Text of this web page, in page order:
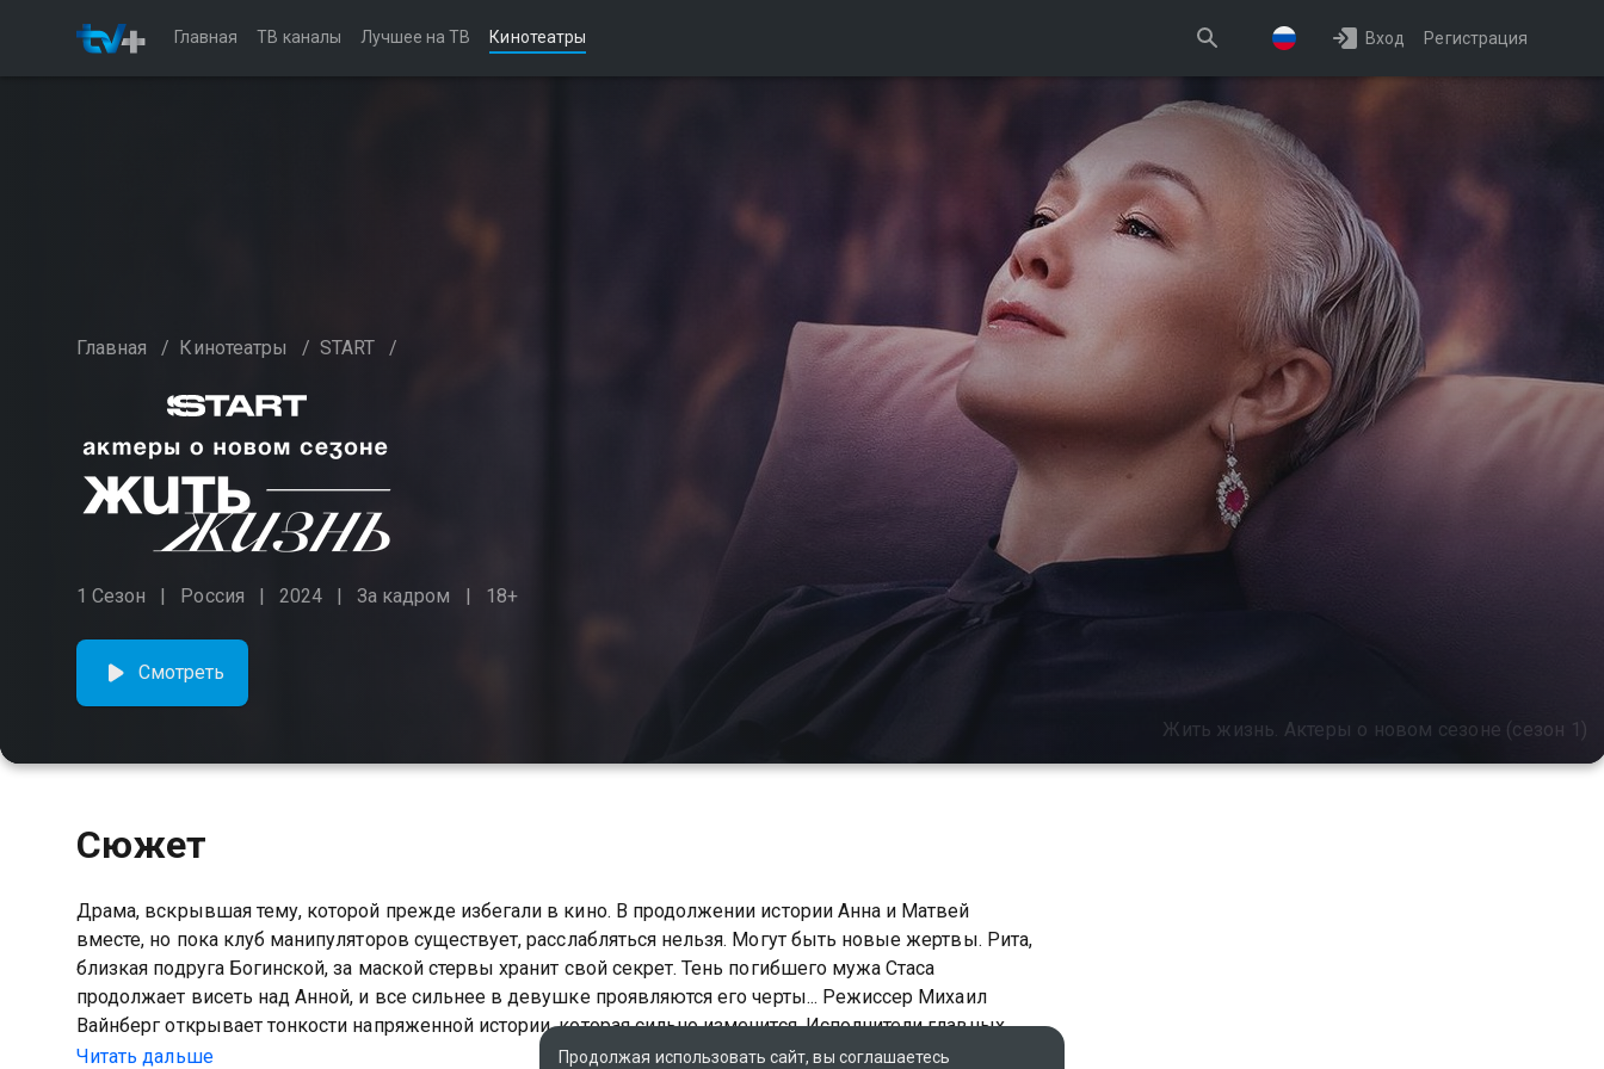
Главная ТВ каналы Лучшее на ТВ Кинотеатры Вход Регистрация
Главная / Кинотеатры / START /
1 Сезон Россия 2024 За кадром 18+
Жить жизнь. Актеры о новом сезоне (сезон 1)
Смотреть
Сюжет
Драма, вскрывшая тему, которой прежде избегали в кино. В продолжении истории Анна и Матвей
вместе, но пока клуб манипуляторов существует, расслабляться нельзя. Могут быть новые жертвы. Рита,
близкая подруга Богинской, за маской стервы хранит свой секрет. Тень погибшего мужа Стаса
продолжает висеть над Анной, и все сильнее в девушке проявляются его черты... Режиссер Михаил
Вайнберг открывает тонкости напряженной истории, которая сильно изменится. Исполнители главных
ролей Любовь Аксёнова, Дарья Мороз и Роман Васильев рассказывают о внутреннем мире
Читать дальше Продолжая использовать сайт, вы соглашаетесь